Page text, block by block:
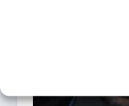
L’ideologo